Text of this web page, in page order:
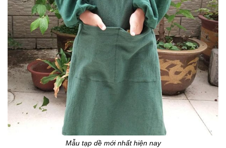
Mẫu tạp dề mới nhất hiện nay